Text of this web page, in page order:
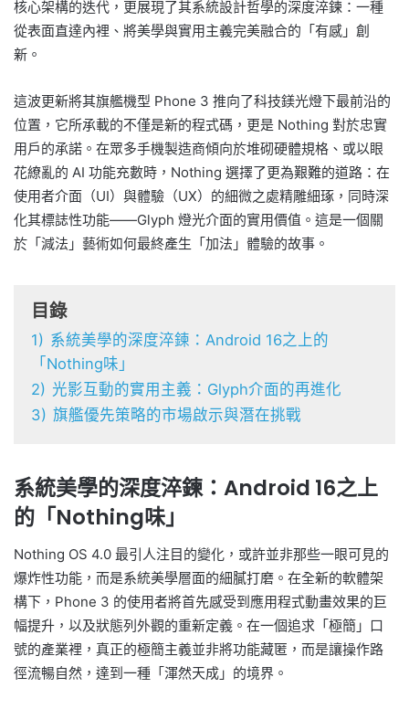
核心架構的迭代，更展現了其系統設計哲學的深度淬鍊：一種
從表面直達內裡、將美學與實用主義完美融合的「有感」創
新。
這波更新將其旗艦機型 Phone 3 推向了科技鎂光燈下最前沿的
位置，它所承載的不僅是新的程式碼，更是 Nothing 對於忠實
用戶的承諾。在眾多手機製造商傾向於堆砌硬體規格、或以眼
花繚亂的 AI 功能充數時，Nothing 選擇了更為艱難的道路：在
使用者介面（UI）與體驗（UX）的細微之處精雕細琢，同時深
化其標誌性功能——Glyph 燈光介面的實用價值。這是一個關
於「減法」藝術如何最終產生「加法」體驗的故事。
目錄
1) 系統美學的深度淬鍊：Android 16之上的
「Nothing味」
2) 光影互動的實用主義：Glyph介面的再進化
3) 旗艦優先策略的市場啟示與潛在挑戰
系統美學的深度淬鍊：Android 16之上
的「Nothing味」
Nothing OS 4.0 最引人注目的變化，或許並非那些一眼可見的
爆炸性功能，而是系統美學層面的細膩打磨。在全新的軟體架
構下，Phone 3 的使用者將首先感受到應用程式動畫效果的巨
幅提升，以及狀態列外觀的重新定義。在一個追求「極簡」口
號的產業裡，真正的極簡主義並非將功能藏匿，而是讓操作路
徑流暢自然，達到一種「渾然天成」的境界。